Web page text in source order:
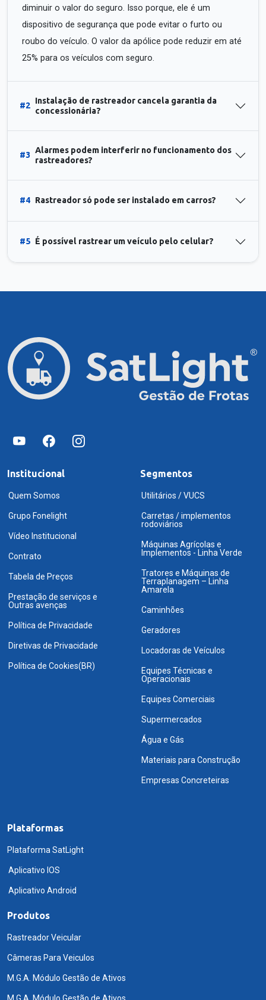
diminuir o valor do seguro. Isso porque, ele é um
dispositivo de segurança que pode evitar o furto ou
roubo do veículo. O valor da apólice pode reduzir em até
25% para os veículos com seguro.
#2
Instalação de rastreador cancela garantia da
concessionária?
#3
Alarmes podem interferir no funcionamento dos
rastreadores?
#4 Rastreador só pode ser instalado em carros?
#5 É possível rastrear um veículo pelo celular?
Institucional
Quem Somos
Grupo Fonelight
Vídeo Institucional
Contrato
Tabela de Preços
Prestação de serviços e
Outras avenças
Política de Privacidade
Diretivas de Privacidade
Política de Cookies(BR)
Segmentos
Utilitários / VUCS
Carretas / implementos
rodoviários
Máquinas Agrícolas e
Implementos - Linha Verde
Tratores e Máquinas de
Terraplanagem – Linha
Amarela
Caminhões
Geradores
Locadoras de Veículos
Equipes Técnicas e
Operacionais
Equipes Comerciais
Supermercados
Água e Gás
Materiais para Construção
Empresas Concreteiras
Plataformas
Plataforma SatLight
Aplicativo IOS
Aplicativo Android
Produtos
Rastreador Veicular
Câmeras Para Veiculos
M.G.A. Módulo Gestão de Ativos